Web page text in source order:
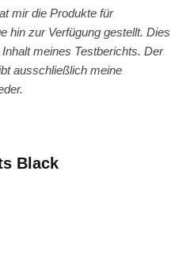
mir die Produkte für
hin zur Verfügung gestellt. Dies
meines Testberichts. Der
ausschließlich meine
Black